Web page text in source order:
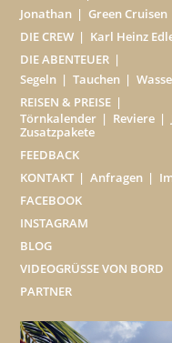
Jonathan
Green Cruisen
DIE CREW
Karl Heinz
DIE ABENTEUER
Segeln
Tauchen
REISEN & PREISE
Törnkalender
Reviere
Zusatzpakete
FEEDBACK
KONTAKT
Anfragen
FACEBOOK
INSTAGRAM
BLOG
VIDEOGRÜSSE VON BORD
PARTNER